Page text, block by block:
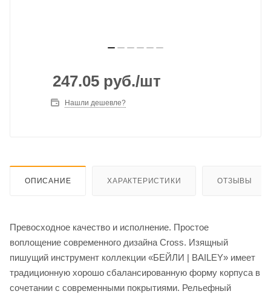
247.05 руб./шт
Нашли дешевле?
ОПИСАНИЕ ХАРАКТЕРИСТИКИ ОТЗЫВЫ
Превосходное качество и исполнение. Простое
воплощение современного дизайна Cross. Изящный
пишущий инструмент коллекции «БЕЙЛИ | BAILEY» имеет
традиционную хорошо сбалансированную форму корпуса в
сочетании с современными покрытиями. Рельефный